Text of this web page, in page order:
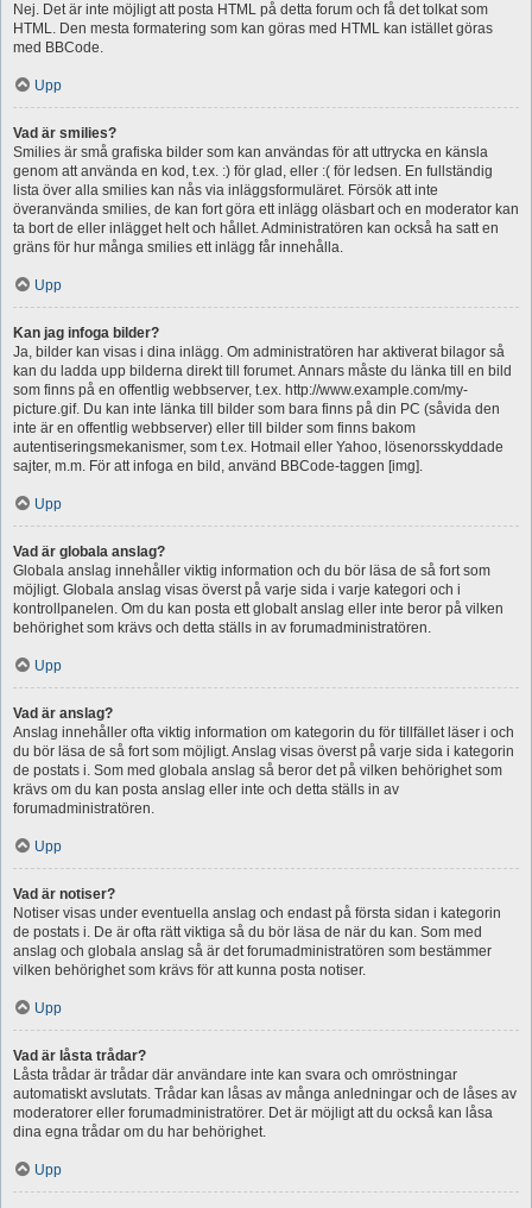
Nej. Det är inte möjligt att posta HTML på detta forum och få det tolkat som
HTML. Den mesta formatering som kan göras med HTML kan istället göras
med BBCode.
Upp
Vad är smilies?
Smilies är små grafiska bilder som kan användas för att uttrycka en känsla
genom att använda en kod, t.ex. :) för glad, eller :( för ledsen. En fullständig
lista över alla smilies kan nås via inläggsformuläret. Försök att inte
överanvända smilies, de kan fort göra ett inlägg oläsbart och en moderator kan
ta bort de eller inlägget helt och hållet. Administratören kan också ha satt en
gräns för hur många smilies ett inlägg får innehålla.
Upp
Kan jag infoga bilder?
Ja, bilder kan visas i dina inlägg. Om administratören har aktiverat bilagor så
kan du ladda upp bilderna direkt till forumet. Annars måste du länka till en bild
som finns på en offentlig webbserver, t.ex. http://www.example.com/my-
picture.gif. Du kan inte länka till bilder som bara finns på din PC (såvida den
inte är en offentlig webbserver) eller till bilder som finns bakom
autentiseringsmekanismer, som t.ex. Hotmail eller Yahoo, lösenorsskyddade
sajter, m.m. För att infoga en bild, använd BBCode-taggen [img].
Upp
Vad är globala anslag?
Globala anslag innehåller viktig information och du bör läsa de så fort som
möjligt. Globala anslag visas överst på varje sida i varje kategori och i
kontrollpanelen. Om du kan posta ett globalt anslag eller inte beror på vilken
behörighet som krävs och detta ställs in av forumadministratören.
Upp
Vad är anslag?
Anslag innehåller ofta viktig information om kategorin du för tillfället läser i och
du bör läsa de så fort som möjligt. Anslag visas överst på varje sida i kategorin
de postats i. Som med globala anslag så beror det på vilken behörighet som
krävs om du kan posta anslag eller inte och detta ställs in av
forumadministratören.
Upp
Vad är notiser?
Notiser visas under eventuella anslag och endast på första sidan i kategorin
de postats i. De är ofta rätt viktiga så du bör läsa de när du kan. Som med
anslag och globala anslag så är det forumadministratören som bestämmer
vilken behörighet som krävs för att kunna posta notiser.
Upp
Vad är låsta trådar?
Låsta trådar är trådar där användare inte kan svara och omröstningar
automatiskt avslutats. Trådar kan låsas av många anledningar och de låses av
moderatorer eller forumadministratörer. Det är möjligt att du också kan låsa
dina egna trådar om du har behörighet.
Upp